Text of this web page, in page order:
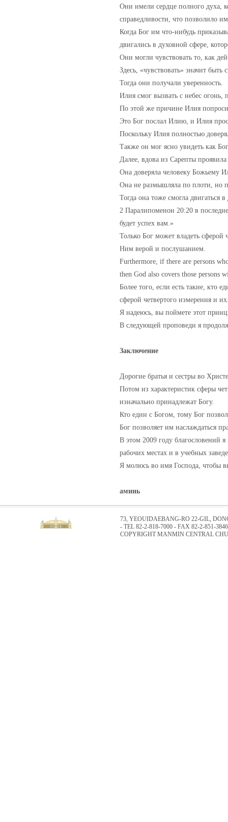
Они имели сердце полного духа,
справедливости, что позволило
Когда Бог им что-нибудь
двигались в духовной сфере,
Они могли чувствовать то, как
Здесь, «чувствовать» значит
Тогда они получали уверенность.
Илия смог вызвать с небес огонь,
По этой же причине Илия
Это Бог послал Илию, и Илия
Поскольку Илия полностью
Также он мог ясно увидеть как
Далее, вдова из Сарепты
Она доверяла человеку Божьему
Она не размышляла по плоти, но
Тогда она тоже смогла двигаться
2 Паралипоменон 20:20 в
будет успех вам.»
Только Бог может владеть сферой
Ним верой и послушанием.
Furthermore, if there are persons
then God also covers those persons
Более того, если есть такие, кто
сферой четвертого измерения и
Я надеюсь, вы поймете этот
В следующей проповеди я
Заключение
Дорогие братья и сестры во
Потом из характеристик сферы
изначально принадлежат Богу.
Кто един с Богом, тому Бог
Бог позволяет им наслаждаться
В этом 2009 году благословений
рабочих местах и в учебных
Я молюсь во имя Господа, чтобы
аминь
73, YEOUIDAEBANG-RO 22-GIL,
- TEL 82-2-818-7000 - FAX 82-2-851-3846
COPYRIGHT MANMIN CENTRAL